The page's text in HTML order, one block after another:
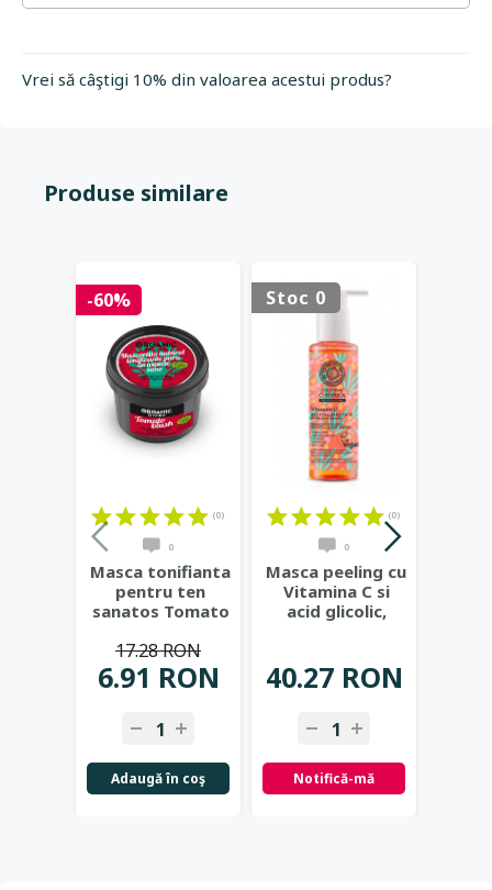
Vrei să câştigi 10% din valoarea acestui produs?
Produse similare
-60%
(0)
0
Masca tonifianta
pentru ten
sanatos Tomato
Kitchen...
6.91 RON
17.28 RON
Adaugă în coş
Stoc 0
(0)
0
Masca peeling cu
Vitamina C si
acid glicolic,
40.27 RON
Notifică-mă